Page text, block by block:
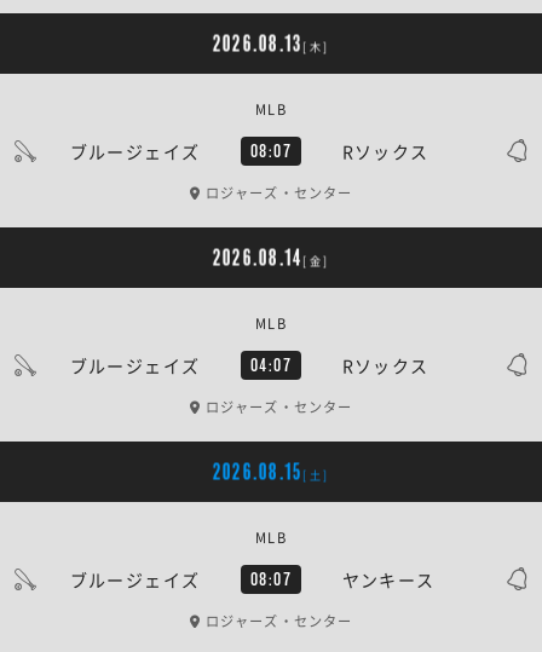
2026.08.13 [木]
ブルージェイズ 08:07 Rソックス
MLB
ロジャーズ・センター
2026.08.14 [金]
ブルージェイズ 04:07 Rソックス
MLB
ロジャーズ・センター
2026.08.15 [土]
ブルージェイズ 08:07 ヤンキース
MLB
ロジャーズ・センター